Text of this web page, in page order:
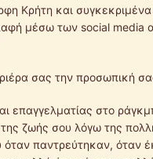
Κρήτη και
μέσω των social media
σας την προσωπική
επαγγελματίας στο
ζωής σου λόγω της
όταν παντρεύτηκαν, όταν